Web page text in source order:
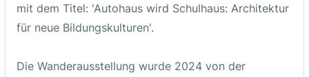
Link
MEHR INFOS
mit dem Titel: 'Autohaus wird Schulhaus: Architektur
für neue Bildungskulturen'.
Die Wanderausstellung wurde 2024 von der